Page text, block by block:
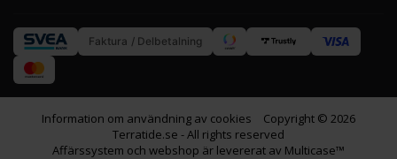
Faktura / Delbetalning
Information om användning av cookies
Copyright © 2026
Terratide.se - All rights reserved
Affärssystem och webshop är levererat av Multicase™